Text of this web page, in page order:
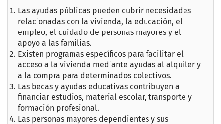
Las ayudas públicas pueden cubrir necesidades
relacionadas con la vivienda, la educación, el
empleo, el cuidado de personas mayores y el
apoyo a las familias.
Existen programas específicos para facilitar el
acceso a la vivienda mediante ayudas al alquiler y
a la compra para determinados colectivos.
Las becas y ayudas educativas contribuyen a
financiar estudios, material escolar, transporte y
formación profesional.
Las personas mayores dependientes y sus